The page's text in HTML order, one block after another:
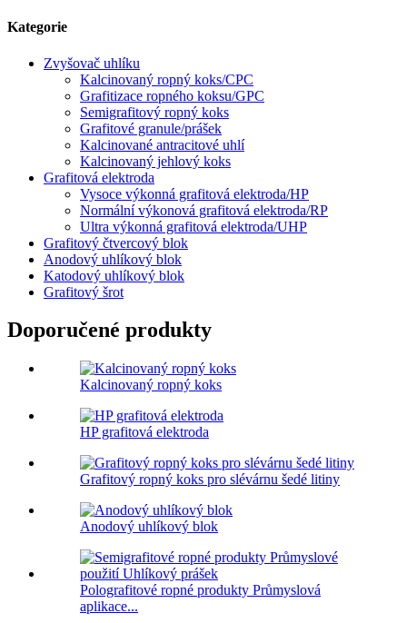
Kategorie
Zvyšovač uhlíku
Kalcinovaný ropný koks/CPC
Grafitizace ropného koksu/GPC
Semigrafitový ropný koks
Grafitové granule/prášek
Kalcinované antracitové uhlí
Kalcinovaný jehlový koks
Grafitová elektroda
Vysoce výkonná grafitová elektroda/HP
Normální výkonová grafitová elektroda/RP
Ultra výkonná grafitová elektroda/UHP
Grafitový čtvercový blok
Anodový uhlíkový blok
Katodový uhlíkový blok
Grafitový šrot
Doporučené produkty
Kalcinovaný ropný koks
HP grafitová elektroda
Grafitový ropný koks pro slévárnu šedé litiny
Anodový uhlíkový blok
Polografitové ropné produkty Průmyslová
aplikace...